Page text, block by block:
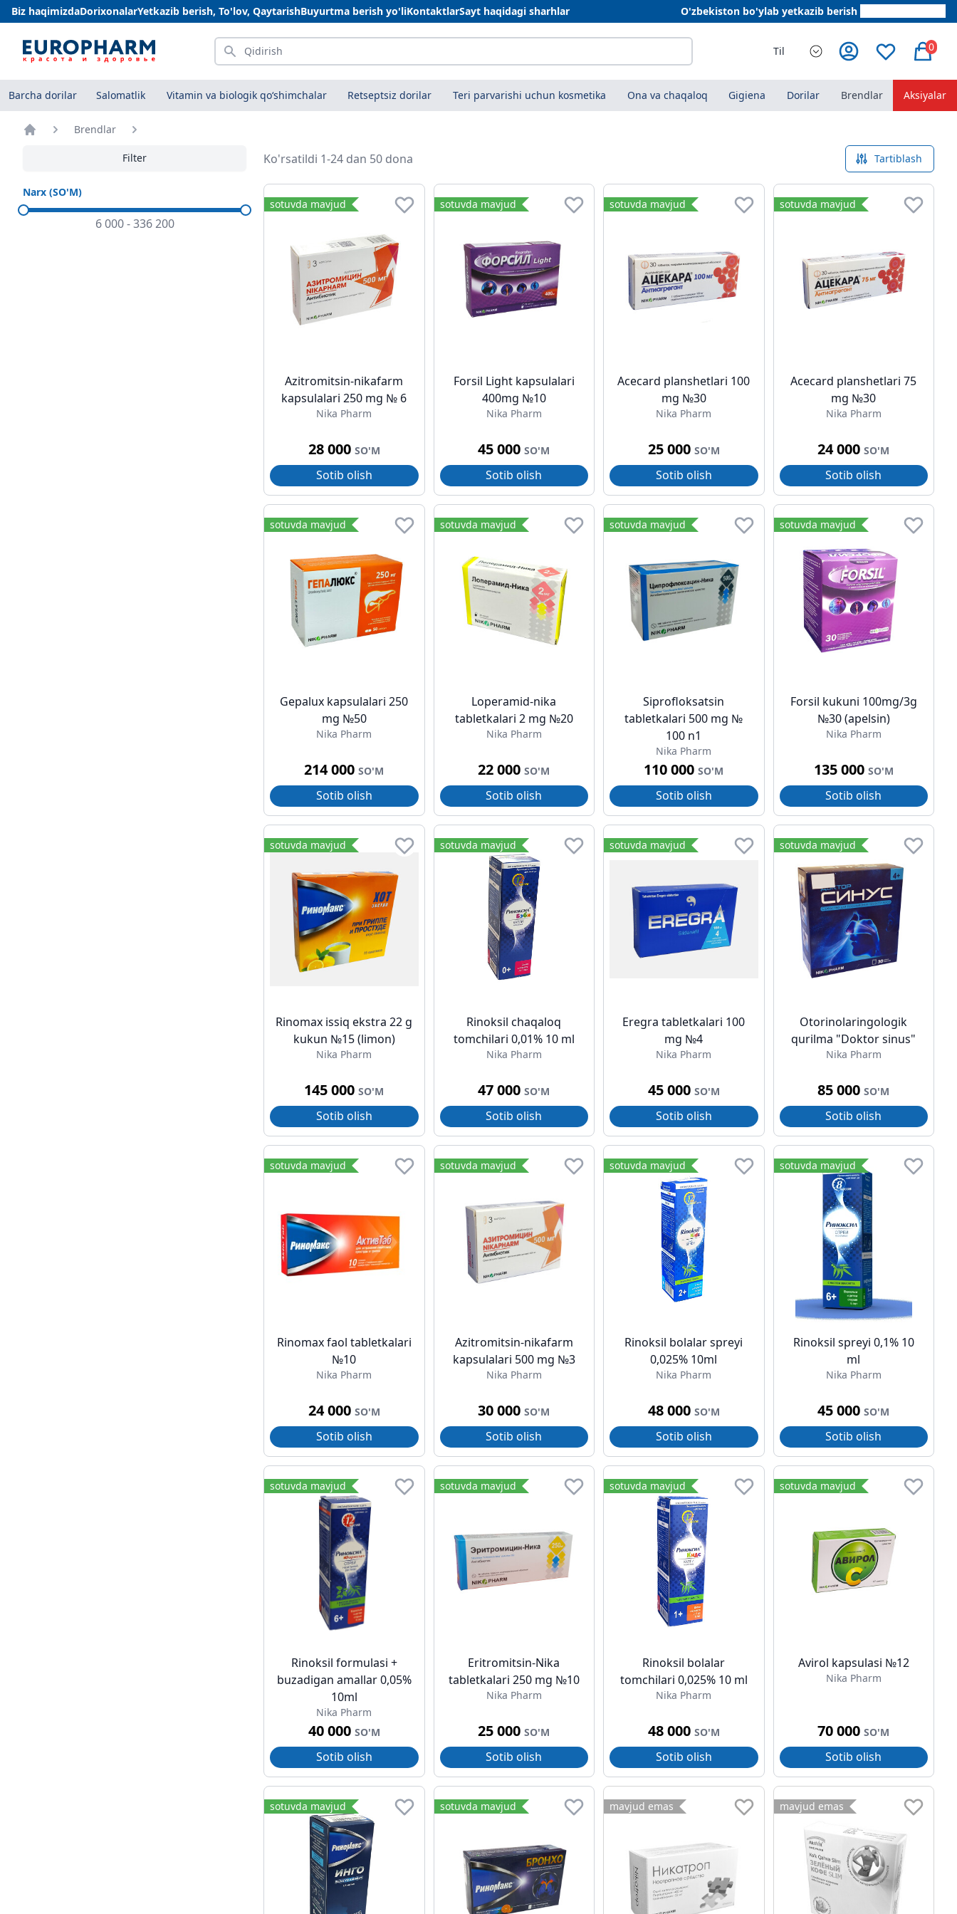
Biz haqimizdaDorixonalarYetkazib berish, To'lov, QaytarishBuyurtma berish yo'liKontaktlarSayt haqidagi sharhlar O'zbekiston bo'ylab yetkazib berish
Qidirish Til 0
Barcha dorilar Salomatlik Vitamin va biologik qo‘shimchalar Retseptsiz dorilar Teri parvarishi uchun kosmetika Ona va chaqaloq Gigiena Dorilar Brendlar Aksiyalar
Brendlar
Filter
Narx (SO'M)
6 000-336 200
Ko'rsatildi 1-24 dan 50 dona Tartiblash
sotuvda mavjud
Azitromitsin-nikafarm
kapsulalari 250 mg № 6
Nika Pharm
28 000 SO'M
Sotib olish
sotuvda mavjud
Forsil Light kapsulalari
400mg №10
Nika Pharm
45 000SO'M
Sotib olish
sotuvda mavjud
Acecard planshetlari 100
mg №30
Nika Pharm
25 000 SO'M
Sotib olish
sotuvda mavjud
Acecard planshetlari 75
mg №30
Nika Pharm
24 000SO'M
Sotib olish
sotuvda mavjud
Gepalux kapsulalari 250
mg №50
Nika Pharm
214 000SO'M
Sotib olish
sotuvda mavjud
Loperamid-nika
tabletkalari 2 mg №20
Nika Pharm
22 000SO'M
Sotib olish
sotuvda mavjud
Siprofloksatsin
tabletkalari 500 mg №
100 n1
Nika Pharm
110 000SO'M
Sotib olish
sotuvda mavjud
Forsil kukuni 100mg/3g
№30 (apelsin)
Nika Pharm
135 000 SO'M
Sotib olish
sotuvda mavjud
Rinomax issiq ekstra 22 g
kukun №15 (limon)
Nika Pharm
145 000SO'M
Sotib olish
sotuvda mavjud
Rinoksil chaqaloq
tomchilari 0,01% 10 ml
Nika Pharm
47 000SO'M
Sotib olish
sotuvda mavjud
Eregra tabletkalari 100
mg №4
Nika Pharm
45 000 SO'M
Sotib olish
sotuvda mavjud
Otorinolaringologik
qurilma "Doktor sinus"
Nika Pharm
85 000SO'M
Sotib olish
sotuvda mavjud
Rinomax faol tabletkalari
№10
Nika Pharm
24 000 SO'M
Sotib olish
sotuvda mavjud
Azitromitsin-nikafarm
kapsulalari 500 mg №3
Nika Pharm
30 000SO'M
Sotib olish
sotuvda mavjud
Rinoksil bolalar spreyi
0,025% 10ml
Nika Pharm
48 000 SO'M
Sotib olish
sotuvda mavjud
Rinoksil spreyi 0,1% 10
ml
Nika Pharm
45 000SO'M
Sotib olish
sotuvda mavjud
Rinoksil formulasi +
buzadigan amallar 0,05%
10ml
Nika Pharm
40 000 SO'M
Sotib olish
sotuvda mavjud
Eritromitsin-Nika
tabletkalari 250 mg №10
Nika Pharm
25 000SO'M
Sotib olish
sotuvda mavjud
Rinoksil bolalar
tomchilari 0,025% 10 ml
Nika Pharm
48 000 SO'M
Sotib olish
sotuvda mavjud
Avirol kapsulasi №12
Nika Pharm
70 000SO'M
Sotib olish
sotuvda mavjud sotuvda mavjud mavjud emas mavjud emas